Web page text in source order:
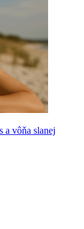
a vôňa slanej